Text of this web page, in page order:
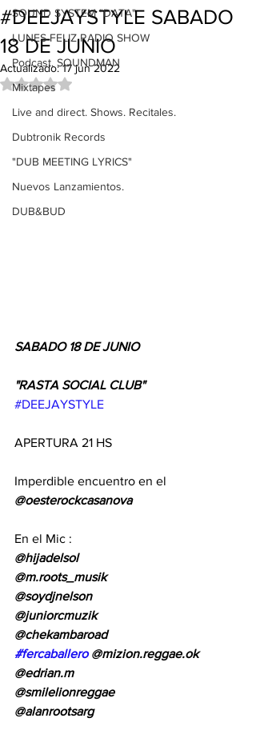
SOUND SYSTEM "DATA"
LUNES FELIZ RADIO SHOW
Podcast. SOUNDMAN
Mixtapes
Live and direct. Shows. Recitales.
Dubtronik Records
"DUB MEETING LYRICS"
Nuevos Lanzamientos.
DUB&BUD
#DEEJAYSTYLE SABADO
18 DE JUNIO
Actualizado:17 jun 2022
Obtuvo NaN de 5 estrellas.
SABADO 18 DE JUNIO
"RASTA SOCIAL CLUB"
#DEEJAYSTYLE
APERTURA 21 HS
Imperdible encuentro en el
@oesterockcasanova
En el Mic :
@hijadelsol
@m.roots_musik
@soydjnelson
@juniorcmuzik
@chekambaroad
#fercaballero @mizion.reggae.ok
@edrian.m
@smilelionreggae
@alanrootsarg